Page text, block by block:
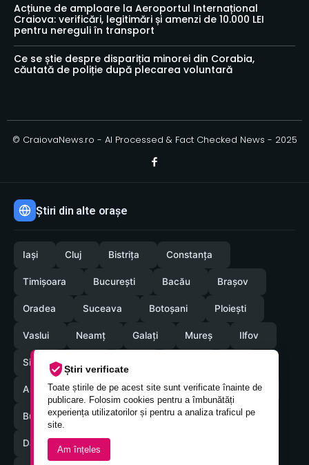
Știri verificate
Toate știrile de pe acest site sunt verificate înainte de
publicare. Folosim cookies pentru a îmbunătăți
experiența utilizatorilor și pentru a analiza traficul pe
site.
Am înțeles
Acțiune de amploare la Aeroportul Internațional
Craiova: verificări, legitimări și amenzi de 10.000 LEI
pentru nereguli în transport
Ce se știe despre dispariția minorei din Corabia,
căutată de poliție după plecarea voluntară
© CraiovaNews.ro - AI Processed & Fact Checked News - 2025
Știri din alte orașe
Iași Cluj Bistrița Constanța
Timișoara București Bacău Brașov
Oradea Suceava Botoșani Ploiești
Vaslui Neamț Galați Mureș Ilfov
Sibiu
Arges Maramures Vrancea Satumare
Buzau Braila Calarasi Caras-Severin
Dambovita Giurgiu